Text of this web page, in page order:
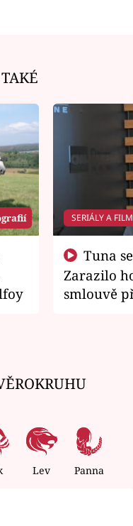
SERIÁLY A
Zarazilo
smlouvě
Lev Panna